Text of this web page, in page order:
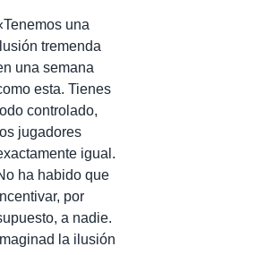
una
tremenda
una semana
esta. Tienes
controlado,
los jugadores
igual.
ha habido que
por
a nadie.
Imaginad la ilusión